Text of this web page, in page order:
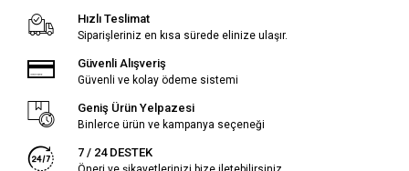
Hızlı Teslimat
Siparişleriniz en kısa sürede elinize ulaşır.
Güvenli Alışveriş
Güvenli ve kolay ödeme sistemi
Geniş Ürün Yelpazesi
Binlerce ürün ve kampanya seçeneği
7 / 24 DESTEK